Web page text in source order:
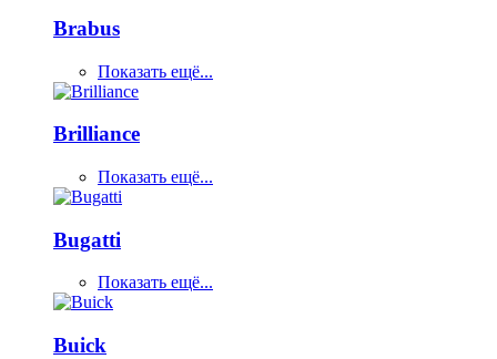
Brabus
Показать ещё...
Brilliance
Показать ещё...
Bugatti
Показать ещё...
Buick